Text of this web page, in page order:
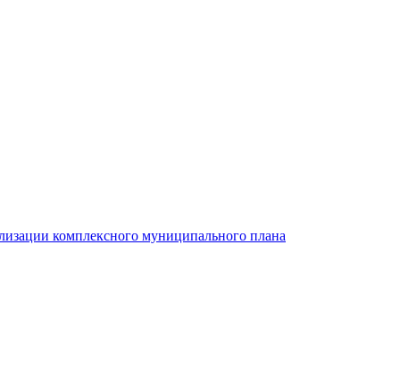
комплексного муниципального плана